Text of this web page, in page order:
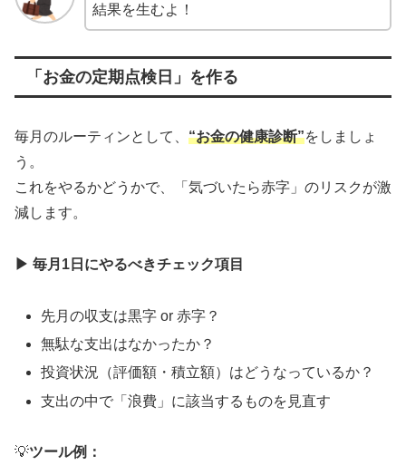
結果を生むよ！
「お金の定期点検日」を作る
毎月のルーティンとして、 “お金の健康診断”をしましょ
う。
これをやるかどうかで、「気づいたら赤字」のリスクが激
減します。
▶ 毎月1日にやるべきチェック項目
先月の収支は黒字 or 赤字？
無駄な支出はなかったか？
投資状況（評価額・積立額）はどうなっているか？
支出の中で「浪費」に該当するものを見直す
💡ツール例：